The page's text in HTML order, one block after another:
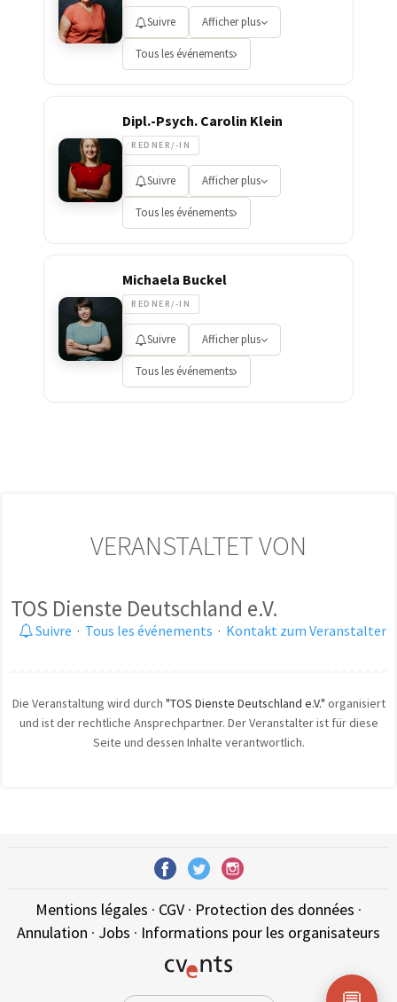
Suivre Afficher plus
Tous les événements
Dipl.-Psych. Carolin Klein
REDNER/-IN
Suivre Afficher plus
Tous les événements
Michaela Buckel
REDNER/-IN
Suivre Afficher plus
Tous les événements
VERANSTALTET VON
TOS Dienste Deutschland e.V.
Suivre · Tous les événements · Kontakt zum Veranstalter
Die Veranstaltung wird durch "TOS Dienste Deutschland e.V." organisiert
und ist der rechtliche Ansprechpartner. Der Veranstalter ist für diese
Seite und dessen Inhalte verantwortlich.
Mentions légales · CGV· Protection des données ·
Annulation · Jobs · Informations pour les organisateurs